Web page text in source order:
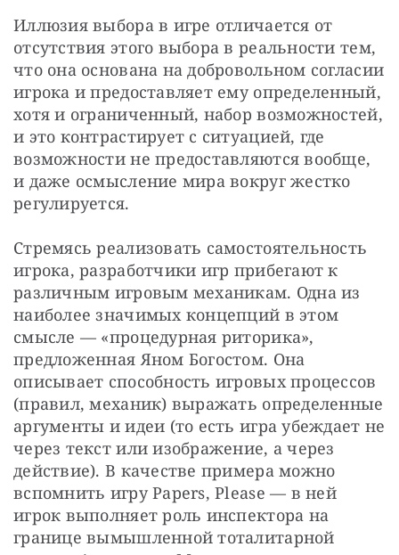
Иллюзия выбора в игре отличается от
отсутствия этого выбора в реальности тем,
что она основана на добровольном согласии
игрока и предоставляет ему определенный,
хотя и ограниченный, набор возможностей,
и это контрастирует с ситуацией, где
возможности не предоставляются вообще,
и даже осмысление мира вокруг жестко
регулируется.
Стремясь реализовать самостоятельность
игрока, разработчики игр прибегают к
различным игровым механикам. Одна из
наиболее значимых концепций в этом
смысле — «процедурная риторика»,
предложенная Яном Богостом. Она
описывает способность игровых процессов
(правил, механик) выражать определенные
аргументы и идеи (то есть игра убеждает не
через текст или изображение, а через
действие). В качестве примера можно
вспомнить игру Papers, Please — в ней
игрок выполняет роль инспектора на
границе вымышленной тоталитарной